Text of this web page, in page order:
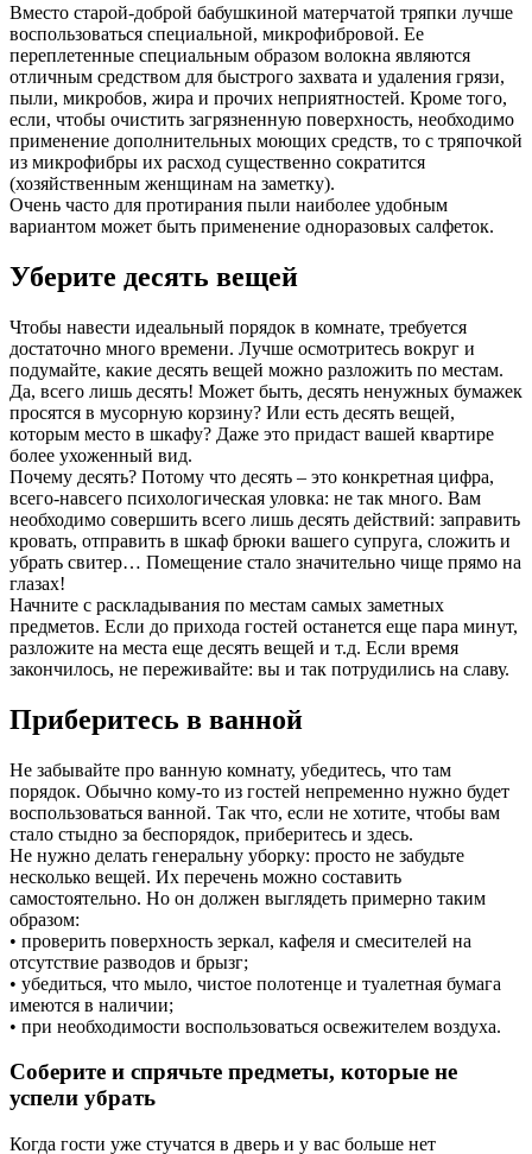
Вместо старой-доброй бабушкиной матерчатой тряпки лучше
воспользоваться специальной, микрофибровой. Ее
переплетенные специальным образом волокна являются
отличным средством для быстрого захвата и удаления грязи,
пыли, микробов, жира и прочих неприятностей. Кроме того,
если, чтобы очистить загрязненную поверхность, необходимо
применение дополнительных моющих средств, то с тряпочкой
из микрофибры их расход существенно сократится
(хозяйственным женщинам на заметку).
Очень часто для протирания пыли наиболее удобным
вариантом может быть применение одноразовых салфеток.
Уберите десять вещей
Чтобы навести идеальный порядок в комнате, требуется
достаточно много времени. Лучше осмотритесь вокруг и
подумайте, какие десять вещей можно разложить по местам.
Да, всего лишь десять! Может быть, десять ненужных бумажек
просятся в мусорную корзину? Или есть десять вещей,
которым место в шкафу? Даже это придаст вашей квартире
более ухоженный вид.
Почему десять? Потому что десять – это конкретная цифра,
всего-навсего психологическая уловка: не так много. Вам
необходимо совершить всего лишь десять действий: заправить
кровать, отправить в шкаф брюки вашего супруга, сложить и
убрать свитер… Помещение стало значительно чище прямо на
глазах!
Начните с раскладывания по местам самых заметных
предметов. Если до прихода гостей останется еще пара минут,
разложите на места еще десять вещей и т.д. Если время
закончилось, не переживайте: вы и так потрудились на славу.
Приберитесь в ванной
Не забывайте про ванную комнату, убедитесь, что там
порядок. Обычно кому-то из гостей непременно нужно будет
воспользоваться ванной. Так что, если не хотите, чтобы вам
стало стыдно за беспорядок, приберитесь и здесь.
Не нужно делать генеральну уборку: просто не забудьте
несколько вещей. Их перечень можно составить
самостоятельно. Но он должен выглядеть примерно таким
образом:
• проверить поверхность зеркал, кафеля и смесителей на
отсутствие разводов и брызг;
• убедиться, что мыло, чистое полотенце и туалетная бумага
имеются в наличии;
• при необходимости воспользоваться освежителем воздуха.
Соберите и спрячьте предметы, которые не
успели убрать
Когда гости уже стучатся в дверь и у вас больше нет